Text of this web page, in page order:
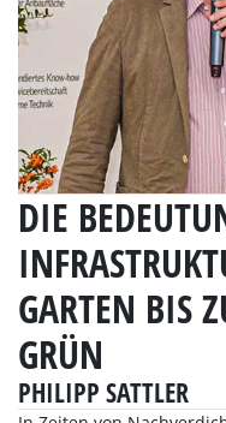
DIE
GARTEN BIS
GRÜN
PHILIPP SATTLER